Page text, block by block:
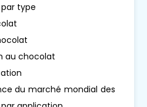
type
au chocolat
du marché mondial des